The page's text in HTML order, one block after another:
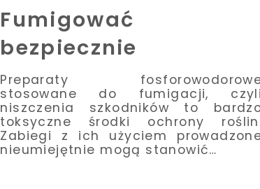
Fumigować
bezpiecznie
Preparaty
stosowane do fumigacji, czyli
niszczenia szkodników to
toksyczne środki ochrony
Zabiegi z ich użyciem
nieumiejętnie mogą stanowić…